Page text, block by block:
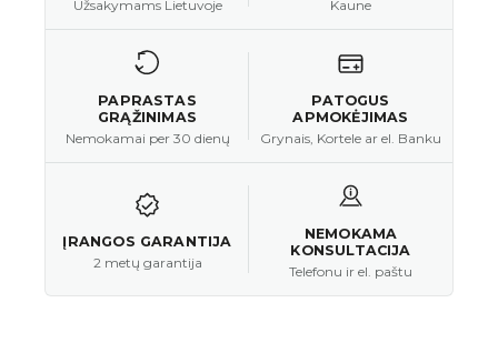
Užsakymams Lietuvoje Kaune
PAPRASTAS
GRĄŽINIMAS
Nemokamai per 30 dienų
PATOGUS
APMOKĖJIMAS
Grynais, Kortele ar el. Banku
ĮRANGOS GARANTIJA
2 metų garantija
NEMOKAMA
KONSULTACIJA
Telefonu ir el. paštu